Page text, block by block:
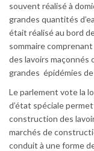
souvent réalisé à
grandes quantités
était réalisé au bord
sommaire
des lavoirs maçonnés
grandes épidémies
Le parlement vote la
d’état spéciale
construction des
marchés de
conduit à une forme